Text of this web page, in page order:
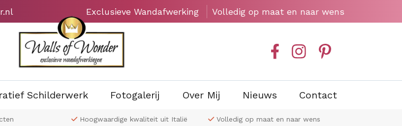
Exclusieve Wandafwerking Volledig op maat en naar wens
Schilderwerk Fotogalerij Over Mij Nieuws Contact
Hoogwaardige kwaliteit uit Italië Volledig op maat en naar wens